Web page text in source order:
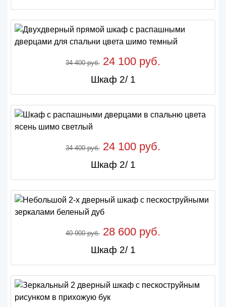
34 400 руб. 24 100 руб.
Шкаф 2/ 1
34 400 руб. 24 100 руб.
Шкаф 2/ 1
40 900 руб. 28 600 руб.
Шкаф 2/ 1